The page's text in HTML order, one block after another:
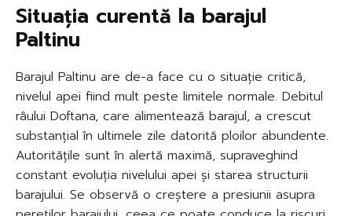
Situația curentă la barajul
Paltinu
Barajul Paltinu are de-a face cu o situație critică,
nivelul apei fiind mult peste limitele normale. Debitul
râului Doftana, care alimentează barajul, a crescut
substanțial în ultimele zile datorită ploilor abundente.
Autoritățile sunt în alertă maximă, supraveghind
constant evoluția nivelului apei și starea structurii
barajului. Se observă o creștere a presiunii asupra